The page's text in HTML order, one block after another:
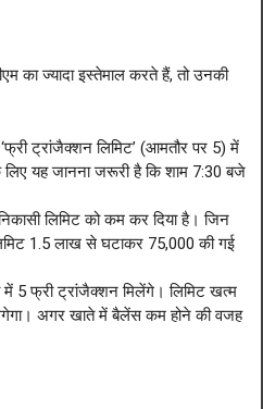
का ज्यादा इस्तेमाल करते हैं, तो उनकी
ट्रांजैक्शन लिमिट’ (आमतौर पर 5) में
लिए यह जानना जरूरी है कि शाम 7:30 बजे
लिमिट को कम कर दिया है। जिन
1.5 लाख से घटाकर 75,000 की गई
5 फ्री ट्रांजैक्शन मिलेंगे। लिमिट खत्म
अगर खाते में बैलेंस कम होने की वजह